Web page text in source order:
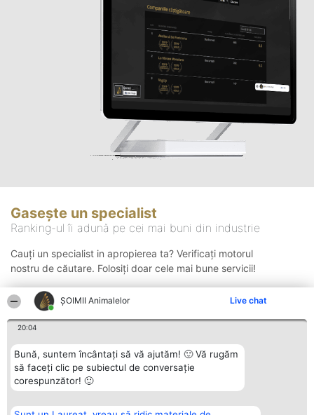
ŞOIMII Animalelor Live chat
20:04
Bună, suntem încântați să vă ajutăm! 🙂 Vă rugăm
să faceți clic pe subiectul de conversație
corespunzător! 🙂
Gasește un specialist
Ranking-ul îi adună pe cei mai buni din industrie
Cauți un specialist in apropierea ta? Verificați motorul
nostru de căutare. Folosiți doar cele mai bune servicii!